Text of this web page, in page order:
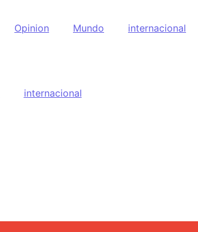
Opinion Mundo internacional
internacional